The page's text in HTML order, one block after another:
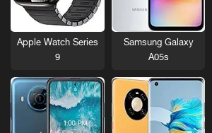
Samsung Galaxy
A05s
Apple Watch Series
9